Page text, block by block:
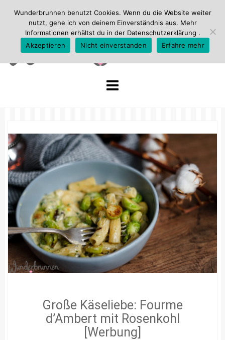
Große Käseliebe: Fourme
d’Ambert mit Rosenkohl
[Werbung]
Wunderbrunnen benutzt Cookies. Wenn du die Website weiter
nutzt, gehe ich von deinem Einverständnis aus. Mehr
Informationen erhältst du in der Datenschutzerklärung .
Akzeptieren
Nicht einverstanden Erfahre mehr